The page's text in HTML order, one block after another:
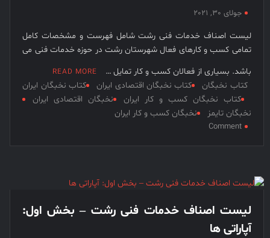
جولای 30, 2021
لیست اصناف خدمات فنی رشت شامل فهرست و مشخصات کامل
تمامی کسب و کارهای فعال شهرستان رشت در حوزه خدمات فنی می
باشد. بسیاری از فعالان کسب و کار تمایل …
READ MORE
کتاب نخبگان کتاب نخبگان اقتصادی ایران
کتاب نخبگان ایران
کتاب نخبگان کسب و کار ایران
نخبگان اقتصادی ایران
نخبگان تایمز
نخبگان کسب و کار ایران
Comment
فنی
–
لیست اصناف خدمات فنی رشت – بخش اول:
آپاراتی ها